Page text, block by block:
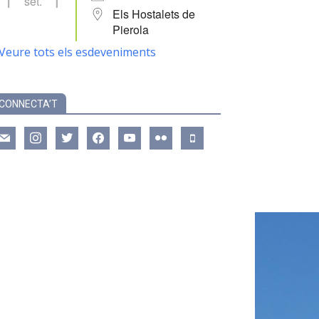
Els Hostalets de
Pierola
tots els esdeveniments
instagramtwitter facebookyoutube flickr mobile